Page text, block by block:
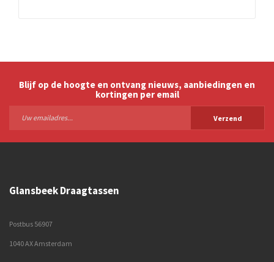
Blijf op de hoogte en ontvang nieuws, aanbiedingen en
kortingen per email
Verzend
Glansbeek Draagtassen
Postbus 56907
1040 AX Amsterdam